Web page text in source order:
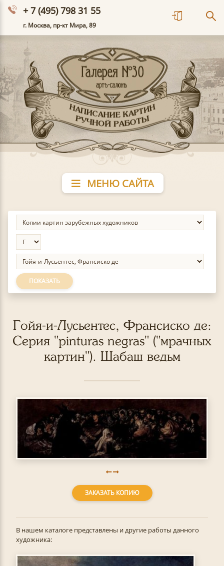
+ 7 (495) 798 31 55
г. Москва, пр-кт Мира, 89
МЕНЮ САЙТА
ПОКАЗАТЬ
Гойя-и-Лусьентес, Франсиско де:
Серия "pinturas negras" ("мрачных
картин"). Шабаш ведьм
ЗАКАЗАТЬ КОПИЮ
В нашем каталоге представлены и другие работы данного
художника: